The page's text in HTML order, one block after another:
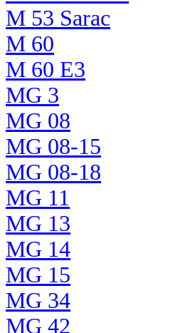
M 53 Sarac
M 60
M 60 E3
MG 3
MG 08
MG 08-15
MG 08-18
MG 11
MG 13
MG 14
MG 15
MG 34
MG 42